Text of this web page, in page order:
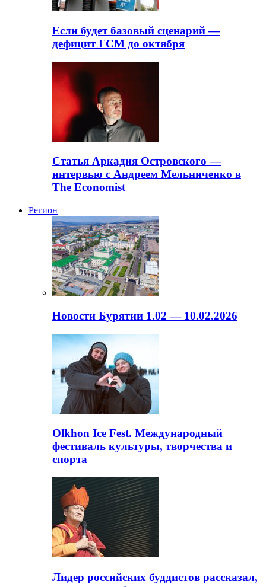
Если будет базовый сценарий —
дефицит ГСМ до октября
Статья Аркадия Островского —
интервью с Андреем Мельниченко в
The Economist
Регион
Новости Бурятии 1.02 — 10.02.2026
Olkhon Ice Fest. Международный
фестиваль культуры, творчества и
спорта
Лидер российских буддистов рассказал,